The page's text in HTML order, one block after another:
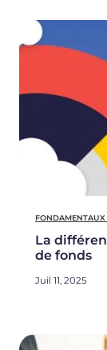
La
de fonds
Juil 11, 2025